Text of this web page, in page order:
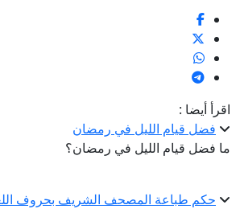
اقرأ أيضا :
فضل قيام الليل في رمضان
ما فضل قيام الليل في رمضان؟
حكم طباعة المصحف الشريف بحروف اللغة